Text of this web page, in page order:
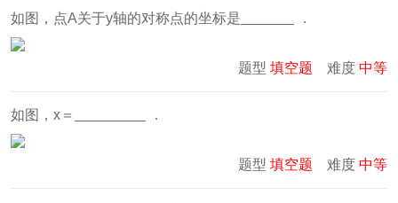
如图，点A关于y轴的对称点的坐标是 ．
题型 填空题 难度 中等
如图，x＝ ．
题型 填空题 难度 中等